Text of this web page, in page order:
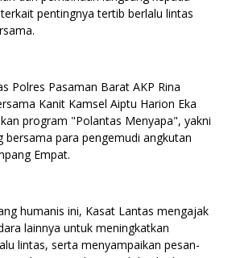
pentingnya tertib berlalu lintas
Polres Pasaman Barat AKP Rina
Kanit Kamsel Aiptu Harion Eka
program "Polantas Menyapa", yakni
bersama para pengemudi angkutan
Empat.
humanis ini, Kasat Lantas mengajak
lainnya untuk meningkatkan
lintas, serta menyampaikan pesan-